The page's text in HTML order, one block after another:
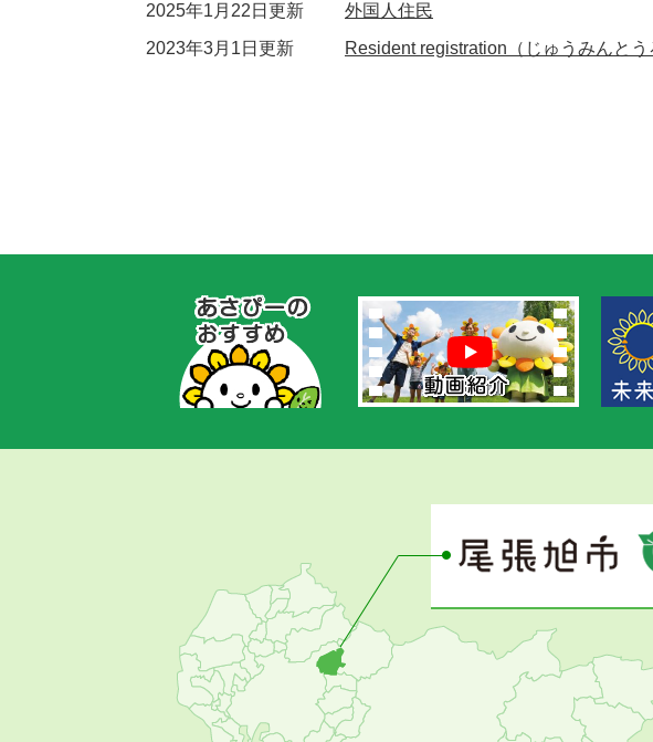
2025年1月22日更新
外国人住民
2023年3月1日更新
Resident registration（じゅうみんとう
あ
す
め